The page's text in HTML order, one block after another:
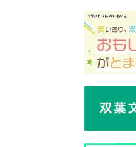
経験をもと
まだ人生これ
冊。